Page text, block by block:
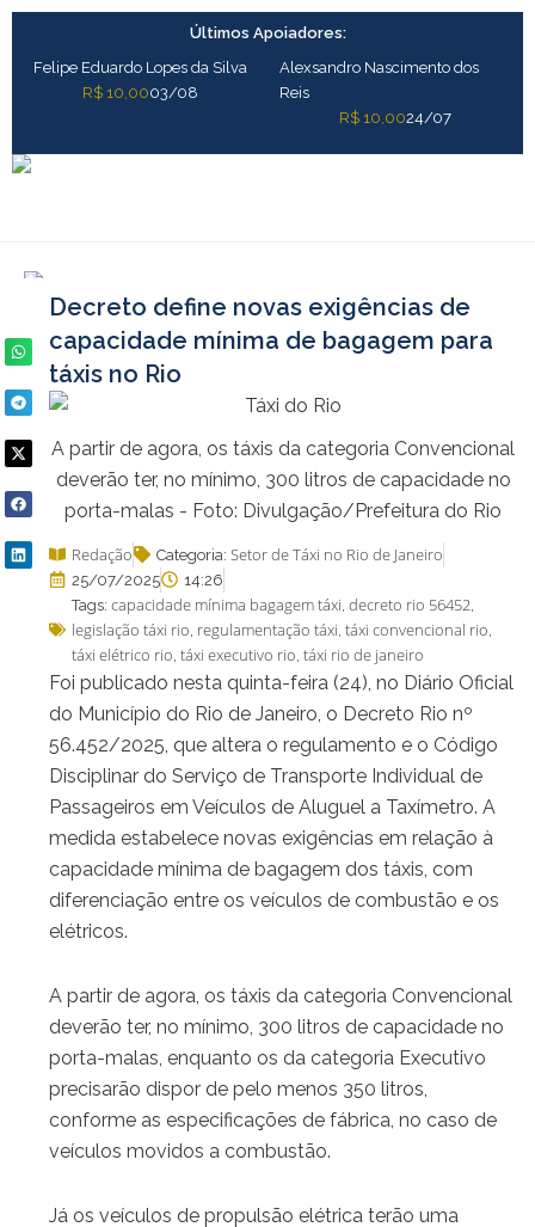
Últimos Apoiadores:
Felipe Eduardo Lopes da Silva
R$ 10,0003/08
Alexsandro Nascimento dos
Reis
R$ 10,0024/07
Decreto define novas exigências de
capacidade mínima de bagagem para
táxis no Rio
A partir de agora, os táxis da categoria Convencional
deverão ter, no mínimo, 300 litros de capacidade no
porta-malas - Foto: Divulgação/Prefeitura do Rio
Redação Categoria:Setor de Táxi no Rio de Janeiro
25/07/2025
14:26
Tags:capacidade mínima bagagem táxi ,decreto rio 56452
legislação táxi rio regulamentação táxi ,táxi convencional rio
táxi elétrico rio ,táxi executivo rio ,táxi rio de janeiro
Foi publicado nesta quinta-feira (24), no Diário Oficial
do Município do Rio de Janeiro, o Decreto Rio nº
56.452/2025, que altera o regulamento e o Código
Disciplinar do Serviço de Transporte Individual de
Passageiros em Veículos de Aluguel a Taxímetro. A
medida estabelece novas exigências em relação à
capacidade mínima de bagagem dos táxis, com
diferenciação entre os veículos de combustão e os
elétricos.
A partir de agora, os táxis da categoria Convencional
deverão ter, no mínimo, 300 litros de capacidade no
porta-malas, enquanto os da categoria Executivo
precisarão dispor de pelo menos 350 litros,
conforme as especificações de fábrica, no caso de
veículos movidos a combustão.
Já os veículos de propulsão elétrica terão uma